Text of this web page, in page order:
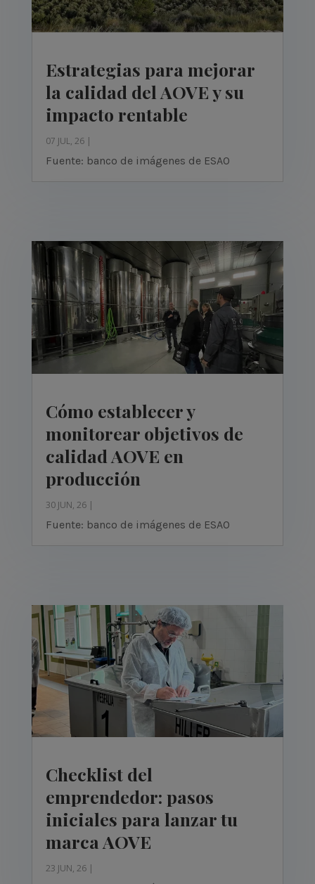
Estrategias para mejorar
la calidad del AOVE y su
impacto rentable
07 JUL, 26|
Fuente: banco de imágenes de ESAO
Cómo establecer y
monitorear objetivos de
calidad AOVE en
producción
30 JUN, 26|
Fuente: banco de imágenes de ESAO
Checklist del
emprendedor: pasos
iniciales para lanzar tu
marca AOVE
23 JUN, 26|